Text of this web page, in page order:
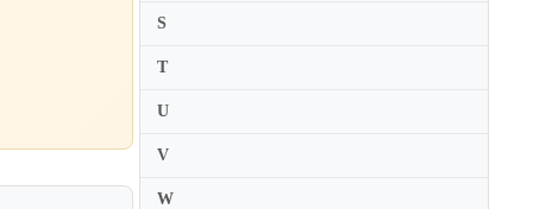
Ossi Tanner
S
T
U
V
W